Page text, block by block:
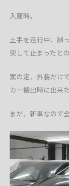
入庫時。
土手を走行中、誤
突して止まったとの
案の定、外装だけ
カー搬出時に出来
まだ、新車なので